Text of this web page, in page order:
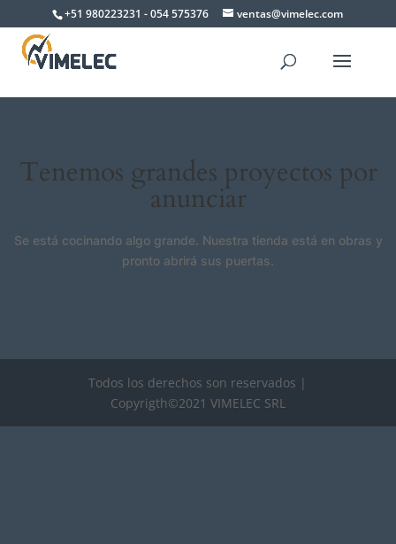
+51 980223231 - 054 575376 ventas@vimelec.com
Tenemos grandes proyectos por
anunciar
Se está cocinando algo grande. Nuestra tienda está en obras y
pronto abrirá sus puertas.
Todos los derechos son reservados |
Copyrigth©2021 VIMELEC SRL